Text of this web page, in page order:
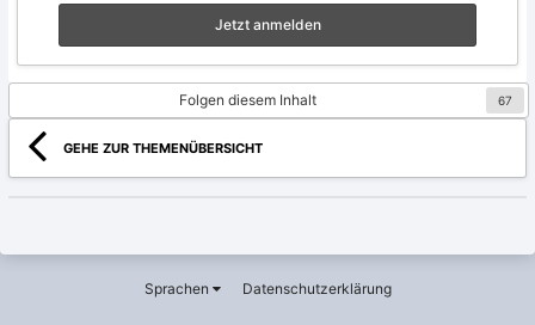
Jetzt anmelden
Folgen diesem Inhalt 67
GEHE ZUR THEMENÜBERSICHT
Sprachen Datenschutzerklärung